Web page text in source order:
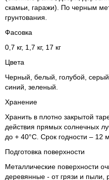
скамьи, гаражи). По черным
грунтования.
Фасовка
0,7 кг, 1,7 кг, 17 кг
Цвета
Черный, белый, голубой,
синий, зеленый.
Хранение
Хранить в плотно закрытой
действия прямых солнечных
до + 40°С. Срок годности – 12
Подготовка поверхности
Металлические поверхности
деревянные - от грязи и